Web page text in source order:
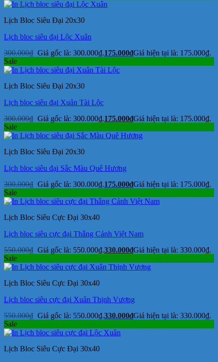
Lịch Bloc Siêu Đại 20x30
Lịch bloc siêu đại Lộc Xuân
300.000₫ Giá gốc là: 300.000₫.175.000₫Giá hiện tại là: 175.000₫.
Sale
Lịch Bloc Siêu Đại 20x30
Lịch bloc siêu đại Xuân Tài Lộc
300.000₫ Giá gốc là: 300.000₫.175.000₫Giá hiện tại là: 175.000₫.
Sale
Lịch Bloc Siêu Đại 20x30
Lịch bloc siêu đại Sắc Màu Quê Hương
300.000₫ Giá gốc là: 300.000₫.175.000₫Giá hiện tại là: 175.000₫.
Sale
Lịch Bloc Siêu Cực Đại 30x40
Lịch bloc siêu cực đại Thắng Cảnh Việt Nam
550.000₫ Giá gốc là: 550.000₫.330.000₫Giá hiện tại là: 330.000₫.
Sale
Lịch Bloc Siêu Cực Đại 30x40
Lịch bloc siêu cực đại Xuân Thịnh Vượng
550.000₫ Giá gốc là: 550.000₫.330.000₫Giá hiện tại là: 330.000₫.
Sale
Lịch Bloc Siêu Cực Đại 30x40